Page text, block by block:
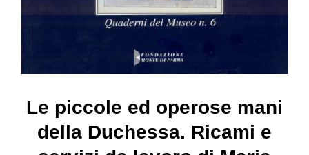
Cerca
English
Le piccole ed operose mani
della Duchessa. Ricami e